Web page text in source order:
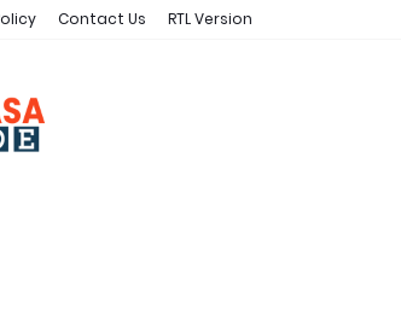
Contact Us RTL Version